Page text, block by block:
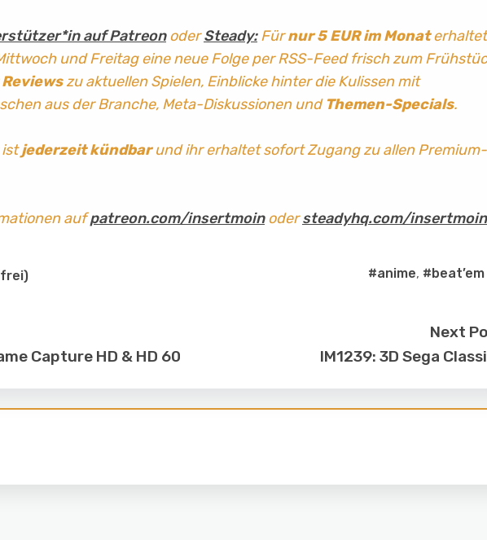
auf PatreonoderSteady:Fürnur 5 EUR im Monaterhaltet
und Freitag eine neue Folge per RSS-Feed frisch zum
Reviewszu aktuellen Spielen, Einblicke hinter die Kulissen mit
aus der Branche, Meta-Diskussionen und Themen-Specials.
istjederzeit kündbarund ihr erhaltet sofort Zugang zu allen Premium-
aufpatreon.com/insertmoinodersteadyhq.com/insertmoin
#anime,
Capture HD & HD 60
Next
IM1239: 3D Sega